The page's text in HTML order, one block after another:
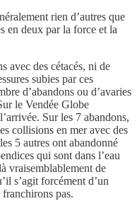
rien d’autres que
en deux par la force et la
avec des cétacés, ni de
subies par ces
d’abandons ou d’avaries
le Vendée Globe
Sur les 7 abandons,
collisions en mer avec des
5 autres ont abandonné
qui sont dans l’eau
vraisemblablement de
s’agit forcément d’un
pas.